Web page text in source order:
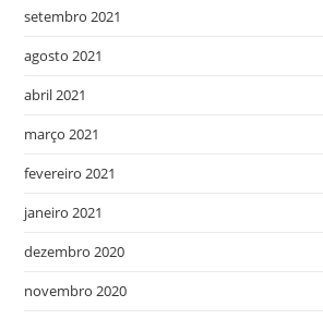
setembro 2021
agosto 2021
abril 2021
março 2021
fevereiro 2021
janeiro 2021
dezembro 2020
novembro 2020